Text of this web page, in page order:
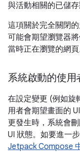
與活動相關的已儲
這項關於完全關閉
可能會期望瀏覽器
當時正在瀏覽的網頁
系統啟動的使用
在設定變更 (例如旋
用者會期望畫面的
更發生時，系統會
UI 狀態。如要進一
Jetpack Compose